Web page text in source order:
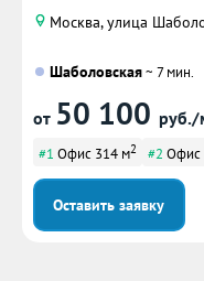
Москва, улица
Шаболовская~ 7 мин.
от 50 100 руб./
#1 Офис 314 м2 #2 Офис
Оставить заявку